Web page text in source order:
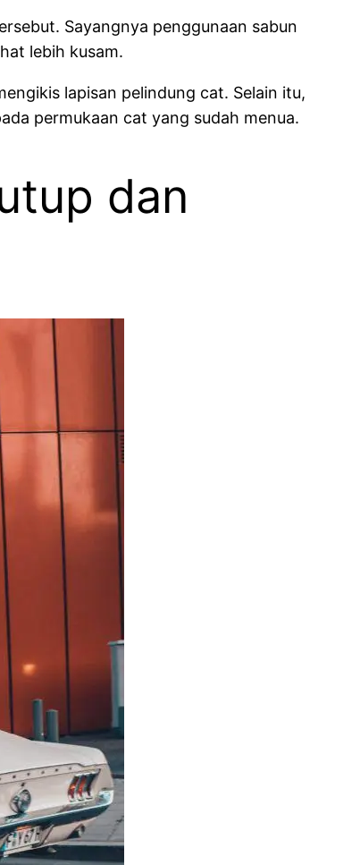
Sayangnya penggunaan sabun
lebih kusam.
lapisan pelindung cat. Selain itu,
permukaan cat yang sudah menua.
dan